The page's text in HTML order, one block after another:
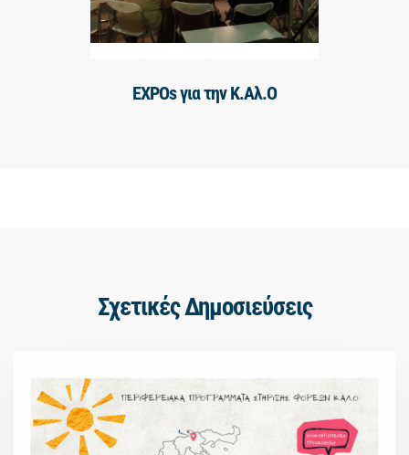
EXPOs για την Κ.Αλ.Ο
Σχετικές Δημοσιεύσεις